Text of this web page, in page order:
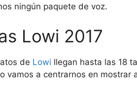
ningún paquete de voz.
Lowi 2017
de Lowi llegan hasta las 18
vamos a centrarnos en mostrar